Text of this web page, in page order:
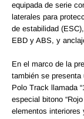
equipada de serie
laterales para
de estabilidad
EBD y ABS, y
En el marco de la
también se
Polo Track llamada
especial bitono
elementos interiores